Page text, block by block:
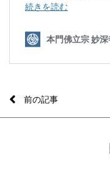
前の記事